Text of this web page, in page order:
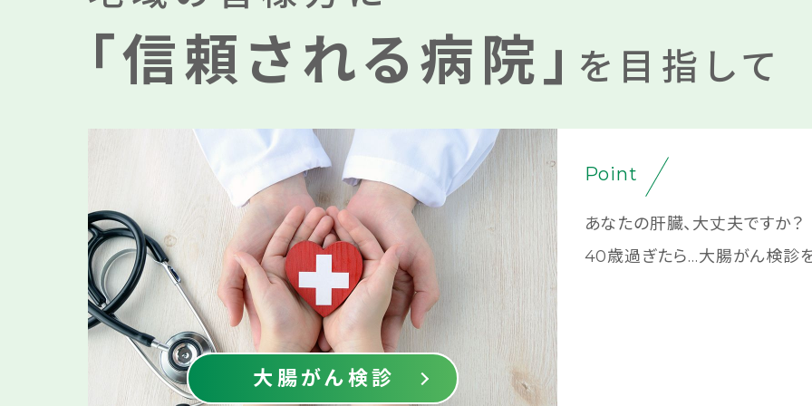
「信頼される病院」 を目指して
大腸がん検診
Point
あなたの肝臓、大丈夫ですか？
40歳過ぎたら…大腸がん検診